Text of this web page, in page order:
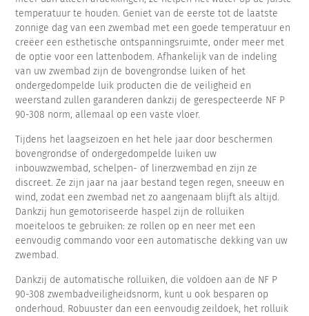
temperatuur te houden. Geniet van de eerste tot de laatste
zonnige dag van een zwembad met een goede temperatuur en
creëer een esthetische ontspanningsruimte, onder meer met
de optie voor een lattenbodem. Afhankelijk van de indeling
van uw zwembad zijn de bovengrondse luiken of het
ondergedompelde luik producten die de veiligheid en
weerstand zullen garanderen dankzij de gerespecteerde NF P
90-308 norm, allemaal op een vaste vloer.
Tijdens het laagseizoen en het hele jaar door beschermen
bovengrondse of ondergedompelde luiken uw
inbouwzwembad, schelpen- of linerzwembad en zijn ze
discreet. Ze zijn jaar na jaar bestand tegen regen, sneeuw en
wind, zodat een zwembad net zo aangenaam blijft als altijd.
Dankzij hun gemotoriseerde haspel zijn de rolluiken
moeiteloos te gebruiken: ze rollen op en neer met een
eenvoudig commando voor een automatische dekking van uw
zwembad.
Dankzij de automatische rolluiken, die voldoen aan de NF P
90-308 zwembadveiligheidsnorm, kunt u ook besparen op
onderhoud. Robuuster dan een eenvoudig zeildoek, het rolluik